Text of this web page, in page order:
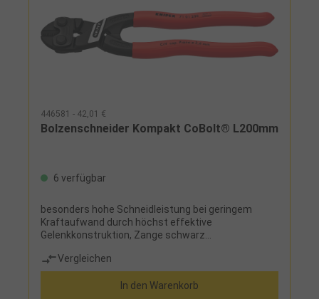
446581 - 42,01 €
Bolzenschneider Kompakt CoBolt® L200mm
6 verfügbar
besonders hohe Schneidleistung bei geringem
Kraftaufwand durch höchst effektive
Gelenkkonstruktion, Zange schwarz
Schneidleistung, leichtes Schneiden von großen
Querschnitten durch mikrostrukturierte Schneide
mit Greiffläche unter dem Gelenk, zum Greifen und
Vergleichen
In den Warenkorb